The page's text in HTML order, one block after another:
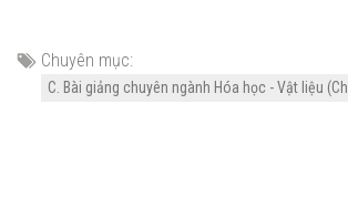
Chuyên mục:
C. Bài giảng chuyên ngành Hóa học - Vật liệu